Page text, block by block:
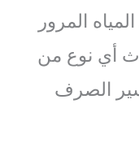
المرور
أي نوع من
الصرف